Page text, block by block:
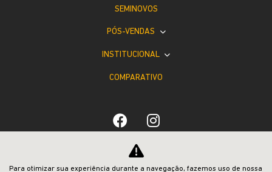
SOLUÇÕES FINANCEIRAS
SEMINOVOS
PÓS-VENDAS
INSTITUCIONAL
Para otimizar sua experiência durante a navegação, fazemos uso de nossa